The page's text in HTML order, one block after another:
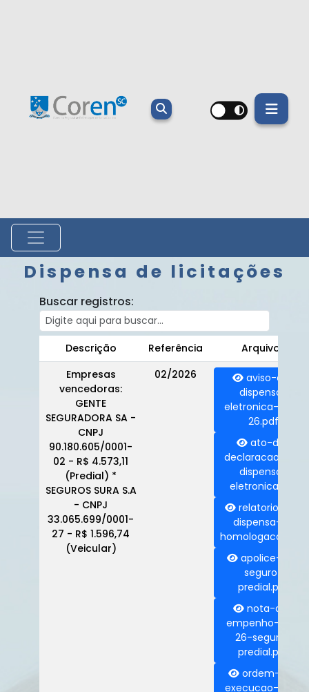
Dispensa de licitações
Buscar registros:
Descrição Referência
Arquivos
Empresas
vencedoras:
GENTE
SEGURADORA SA -
CNPJ
90.180.605/0001-
02 - R$ 4.573,11
(Predial) *
SEGUROS SURA S.A
- CNPJ
33.065.699/0001-
27 - R$ 1.596,74
(Veicular)
02/2026
aviso-de-
dispensa-
eletronica-002-
26.pdf
ato-de-
declaracao-de-
dispensa-
eletronica.pdf
relatorio-da-
dispensa-e-
homologacao.pdf
apolice-de-
seguro-
predial.pdf
nota-de-
empenho-341-
26-seguro-
predial.pdf
ordem-de-
execucao-005-